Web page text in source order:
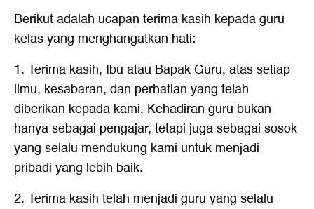
Berikut adalah ucapan terima kasih kepada guru
kelas yang menghangatkan hati:
1. Terima kasih, Ibu atau Bapak Guru, atas setiap
ilmu, kesabaran, dan perhatian yang telah
diberikan kepada kami. Kehadiran guru bukan
hanya sebagai pengajar, tetapi juga sebagai sosok
yang selalu mendukung kami untuk menjadi
pribadi yang lebih baik.
2. Terima kasih telah menjadi guru yang selalu